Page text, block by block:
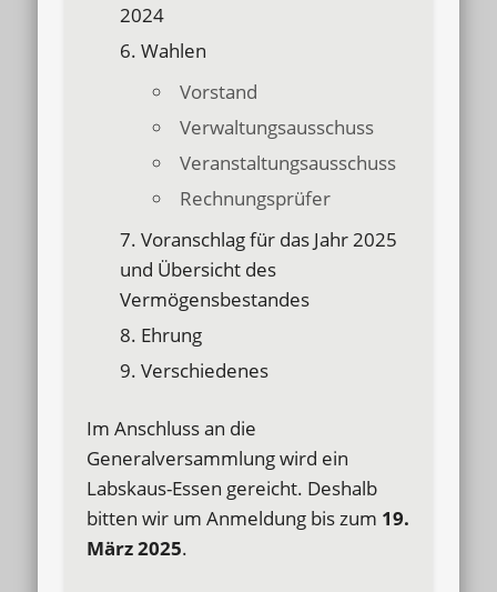
2024
Wahlen
Vorstand
Verwaltungsausschuss
Veranstaltungsausschuss
Rechnungsprüfer
Voranschlag für das Jahr 2025
und Übersicht des
Vermögensbestandes
Ehrung
Verschiedenes
Im Anschluss an die
Generalversammlung wird ein
Labskaus-Essen gereicht. Deshalb
bitten wir um Anmeldung bis zum 19.
März 2025.